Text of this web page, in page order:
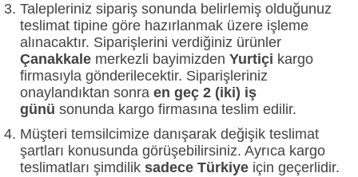
Talepleriniz sipariş sonunda belirlemiş olduğunuz
teslimat tipine göre hazırlanmak üzere işleme
alınacaktır. Siparişlerini verdiğiniz ürünler
Çanakkale merkezli bayimizden Yurtiçi kargo
firmasıyla gönderilecektir. Siparişleriniz
onaylandıktan sonra en geç 2 (iki) iş
günü sonunda kargo firmasına teslim edilir.
Müşteri temsilcimize danışarak değişik teslimat
şartları konusunda görüşebilirsiniz. Ayrıca kargo
teslimatları şimdilik sadece Türkiye için geçerlidir.